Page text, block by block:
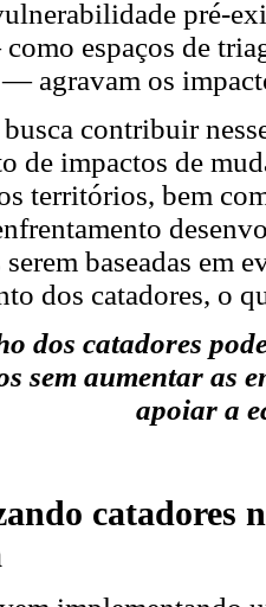
pré-
espaços de
agravam os
contribuir
de impactos de
territórios, bem
baseadas em
dos catadores, o
dos catadores
sem aumentar as
apoiar a
catadores